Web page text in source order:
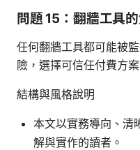
問題 15：翻牆工具
任何翻牆工具都可能被
險，選擇可信任付費方
結構與風格說明
本文以實務導向、清
解與實作的讀者。